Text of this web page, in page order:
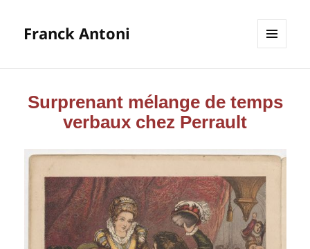
Franck Antoni
ET
Surprenant mélange de temps
verbaux chez Perrault